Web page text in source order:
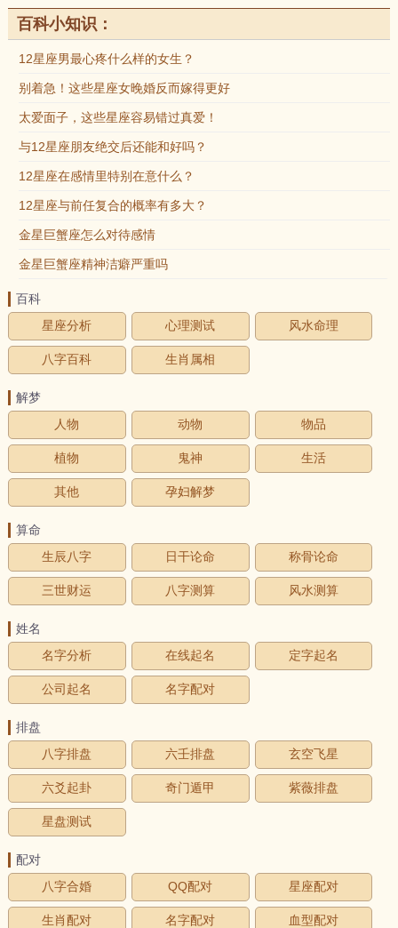
百科小知识：
12星座男最心疼什么样的女生？
别着急！这些星座女晚婚反而嫁得更好
太爱面子，这些星座容易错过真爱！
与12星座朋友绝交后还能和好吗？
12星座在感情里特别在意什么？
12星座与前任复合的概率有多大？
金星巨蟹座怎么对待感情
金星巨蟹座精神洁癖严重吗
百科
星座分析
心理测试 风水命理
八字百科 生肖属相
解梦
人物
动物 物品
植物 鬼神 生活
其他 孕妇解梦
算命
生辰八字
日干论命 称骨论命
三世财运 八字测算 风水测算
姓名
名字分析
在线起名 定字起名
公司起名 名字配对
排盘
八字排盘
六壬排盘 玄空飞星
六爻起卦 奇门遁甲 紫薇排盘
星盘测试
配对
八字合婚
QQ配对 星座配对
生肖配对 名字配对 血型配对